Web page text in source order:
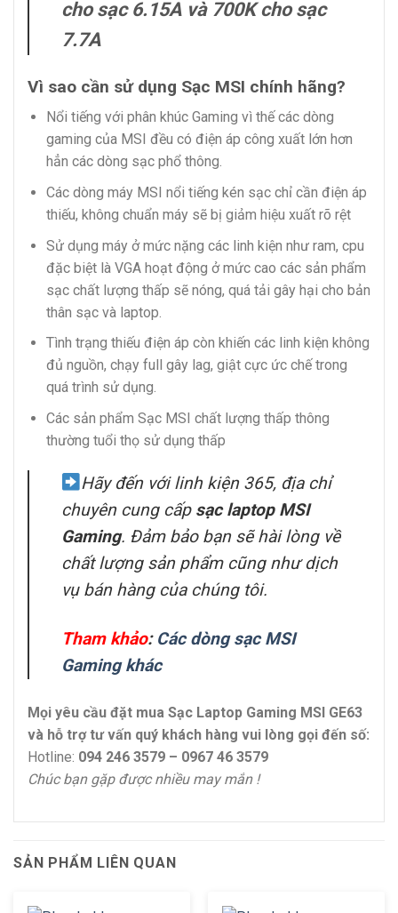
cho sạc 6.15A và 700K cho sạc
7.7A
Vì sao cần sử dụng Sạc MSI chính hãng?
Nổi tiếng với phân khúc Gaming vì thế các dòng
gaming của MSI đều có điện áp công xuất lớn hơn
hẳn các dòng sạc phổ thông.
Các dòng máy MSI nổi tiếng kén sạc chỉ cần điện áp
thiếu, không chuẩn máy sẽ bị giảm hiệu xuất rõ rệt
Sử dụng máy ở mức nặng các linh kiện như ram, cpu
đặc biệt là VGA hoạt động ở mức cao các sản phẩm
sạc chất lượng thấp sẽ nóng, quá tải gây hại cho bản
thân sạc và laptop.
Tình trạng thiếu điện áp còn khiến các linh kiện không
đủ nguồn, chạy full gây lag, giật cực ức chế trong
quá trình sử dụng.
Các sản phẩm Sạc MSI chất lượng thấp thông
thường tuổi thọ sử dụng thấp
Hãy đến với linh kiện 365, địa chỉ
chuyên cung cấp sạc laptop MSI
Gaming. Đảm bảo bạn sẽ hài lòng về
chất lượng sản phẩm cũng như dịch
vụ bán hàng của chúng tôi.
Tham khảo: Các dòng sạc MSI
Gaming khác
Mọi yêu cầu đặt mua Sạc Laptop Gaming MSI GE63
và hỗ trợ tư vấn quý khách hàng vui lòng gọi đến số:
Hotline: 094 246 3579 – 0967 46 3579
Chúc bạn gặp được nhiều may mắn !
SẢN PHẨM LIÊN QUAN